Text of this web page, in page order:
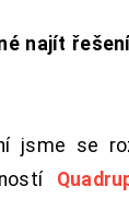
najít
jsme se